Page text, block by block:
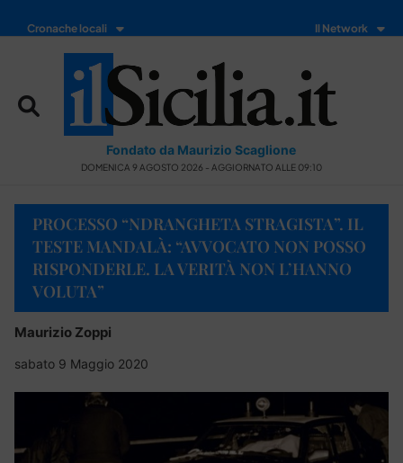
Cronache locali Il Network
Fondato da Maurizio Scaglione
DOMENICA 9 AGOSTO 2026 - AGGIORNATO ALLE 09:10
PROCESSO “NDRANGHETA STRAGISTA”. IL
TESTE MANDALÀ: “AVVOCATO NON POSSO
RISPONDERLE. LA VERITÀ NON L’HANNO
VOLUTA”
Maurizio Zoppi
sabato 9 Maggio 2020